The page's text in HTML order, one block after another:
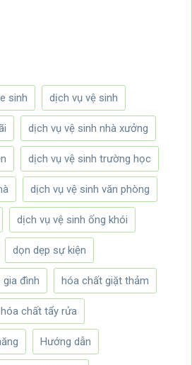
sinh dịch vụ vệ sinh
dịch vụ vệ sinh nhà xưởng
dịch vụ vệ sinh trường học
dịch vụ vệ sinh văn phòng
dịch vụ vệ sinh ống khói
dọn dẹp sự kiện
gia đình hóa chất giặt thảm
hóa chất tẩy rửa
Hướng dẫn